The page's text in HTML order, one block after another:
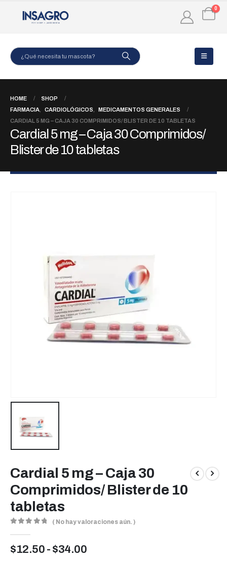
0
HOME
SHOP
FARMACIA
CARDIOLÓGICOS
MEDICAMENTOS GENERALES
CARDIAL 5 MG – CAJA 30 COMPRIMIDOS/ BLISTER DE 10 TABLETAS
Cardial 5 mg – Caja 30 Comprimidos/
Blister de 10 tabletas
Cardial 5 mg – Caja 30
Comprimidos/ Blister de 10
tabletas
( No hay valoraciones aún. )
$12.50 - $34.00Rango